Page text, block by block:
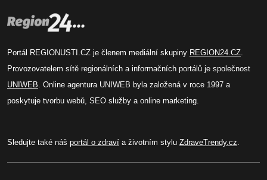
Portál REGIONUSTI.CZ je členem mediální skupiny REGION24.CZ.
Provozovatelem sítě regionálních a informačních portálů je společnost
UNIWEB. Online agentura UNIWEB byla založená v roce 1997 a
poskytuje tvorbu webů, SEO služby a online marketing.
Sledujte také náš portál o zdraví a životním stylu ZdraveTrendy.cz.